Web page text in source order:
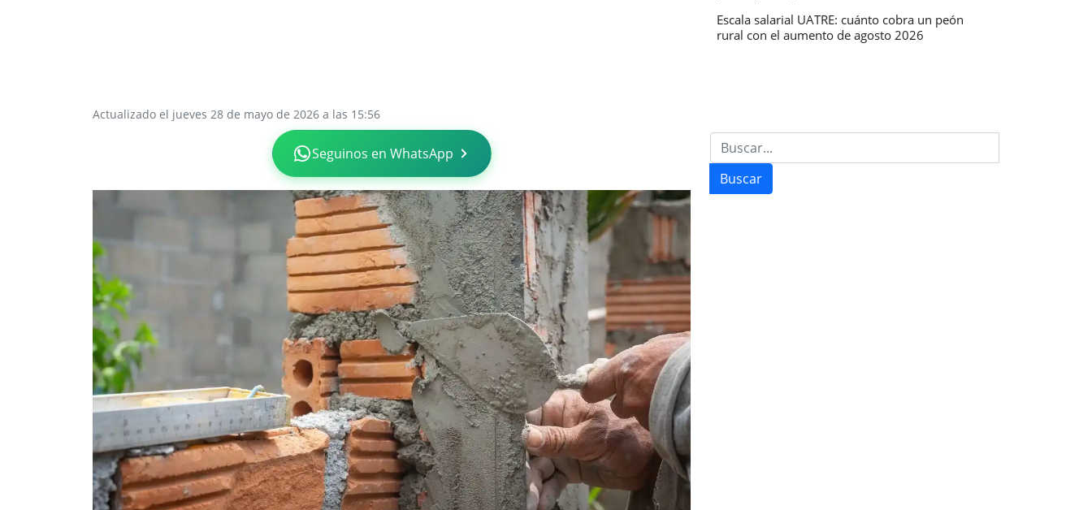
Actualizado el jueves 28 de mayo de 2026 a las 15:56
Seguinos en WhatsApp
Escala salarial UATRE: cuánto cobra un peón
rural con el aumento de agosto 2026
Buscar